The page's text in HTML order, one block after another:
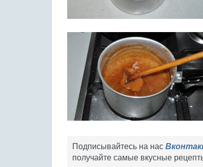
Подписывайтесь на нас
получайте самые вкусные